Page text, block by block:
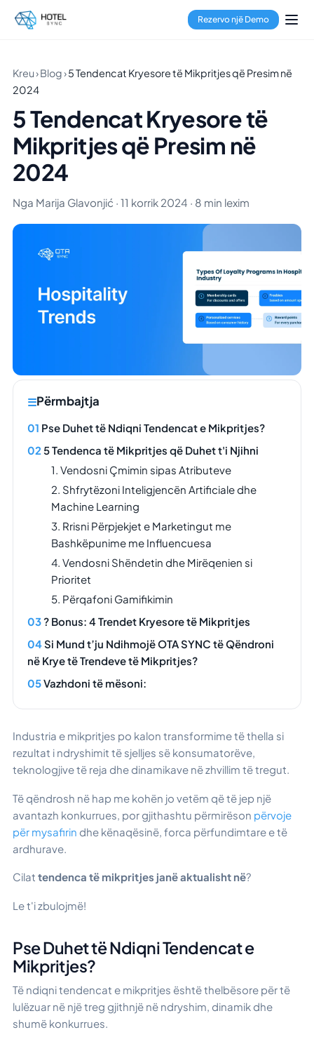
Rezervo një Demo
Kreu›Blog›5 Tendencat Kryesore të Mikpritjes që Presim në
2024
5 Tendencat Kryesore të
Mikpritjes që Presim në
2024
Nga Marija Glavonjić · 11 korrik 2024 · 8 min lexim
Përmbajtja
Pse Duhet të Ndiqni Tendencat e Mikpritjes?
5 Tendenca të Mikpritjes që Duhet t'i Njihni
1. Vendosni Çmimin sipas Atributeve
2. Shfrytëzoni Inteligjencën Artificiale dhe
Machine Learning
3. Rrisni Përpjekjet e Marketingut me
Bashkëpunime me Influencuesa
4. Vendosni Shëndetin dhe Mirëqenien si
Prioritet
5. Përqafoni Gamifikimin
? Bonus: 4 Trendet Kryesore të Mikpritjes
Si Mund t’ju Ndihmojë OTA SYNC të Qëndroni
në Krye të Trendeve të Mikpritjes?
Vazhdoni të mësoni:
Industria e mikpritjes po kalon transformime të thella si
rezultat i ndryshimit të sjelljes së konsumatorëve,
teknologjive të reja dhe dinamikave në zhvillim të tregut.
Të qëndrosh në hap me kohën jo vetëm që të jep një
avantazh konkurrues, por gjithashtu përmirëson përvoje
për mysafirin dhe kënaqësinë, forca përfundimtare e të
ardhurave.
Cilat tendenca të mikpritjes janë aktualisht në?
Le t'i zbulojmë!
Pse Duhet të Ndiqni Tendencat e
Mikpritjes?
Të ndiqni tendencat e mikpritjes është thelbësore për të
lulëzuar në një treg gjithnjë në ndryshim, dinamik dhe
shumë konkurrues.